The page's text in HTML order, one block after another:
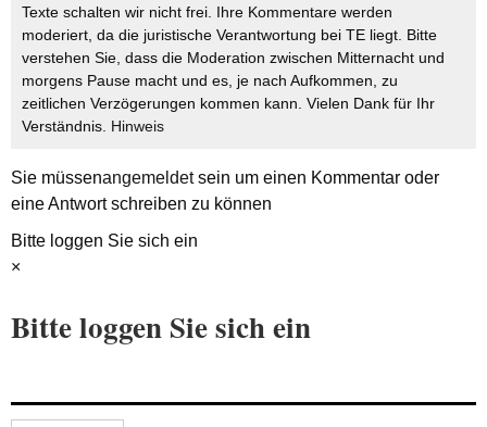
Texte schalten wir nicht frei. Ihre Kommentare werden
moderiert, da die juristische Verantwortung bei TE liegt. Bitte
verstehen Sie, dass die Moderation zwischen Mitternacht und
morgens Pause macht und es, je nach Aufkommen, zu
zeitlichen Verzögerungen kommen kann. Vielen Dank für Ihr
Verständnis. Hinweis
Sie müssenangemeldetsein um einen Kommentar oder
eine Antwort schreiben zu können
Bitte loggen Sie sich ein
×
Bitte loggen Sie sich ein